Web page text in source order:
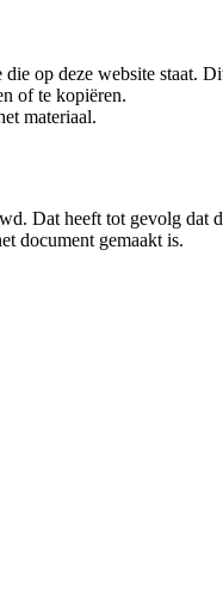
op deze website staat.
of te kopiëren.
materiaal.
Dat heeft tot gevolg
document gemaakt is.